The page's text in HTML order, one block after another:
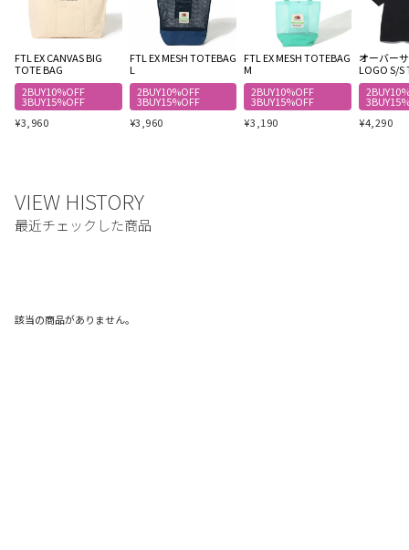
FTL EX CANVAS BIG
TOTE BAG
2BUY10%OFF
3BUY15%OFF
¥3,960
FTL EX MESH TOTEBAG
L
2BUY10%OFF
3BUY15%OFF
¥3,960
FTL EX MESH TOTEBAG
M
2BUY10%OFF
3BUY15%OFF
¥3,190
オーバー
LOGO S/S
¥4,290
該当の商品がありません。